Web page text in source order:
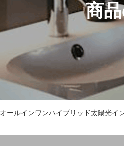
商
オールインワンハイブリッド太陽光イ